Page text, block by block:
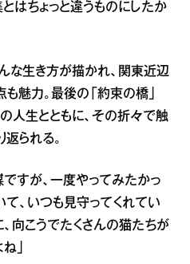
はちょっと違うものにしたか
な生き方が描かれ、関東近辺
魅力。最後の「約束の橋」
人生とともに、その折々で触
られる。
ですが、一度やってみたかっ
、いつも見守ってくれてい
向こうでたくさんの猫たちが
」